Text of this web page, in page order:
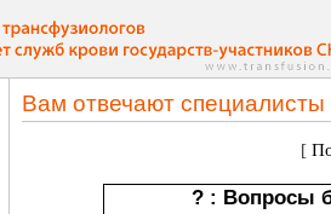
Вам отвечают специалисты
[
? : Вопросы